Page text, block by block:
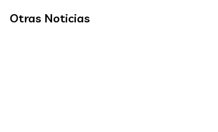
Otras Noticias
para entregar...
“Seguro Social”: Las buenas intenciones